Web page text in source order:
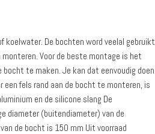
koelwater. De bochten word veelal gebruikt
Voor de beste montage is het
bocht te maken. Je kan dat eenvoudig doen
een fels rand aan de bocht te monteren, is
en de silicone slang De
diameter (buitendiameter) van de
de bocht is 150 mm Uit voorraad